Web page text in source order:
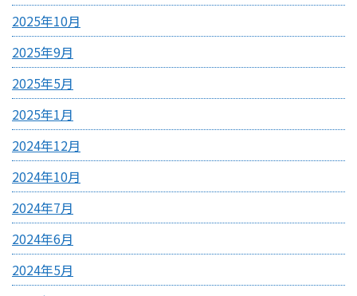
2025年10月
2025年9月
2025年5月
2025年1月
2024年12月
2024年10月
2024年7月
2024年6月
2024年5月